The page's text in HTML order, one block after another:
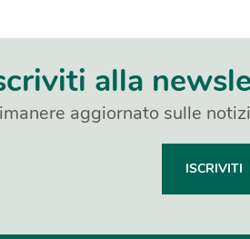
alla
aggiornato sulle
ISCRIVITI